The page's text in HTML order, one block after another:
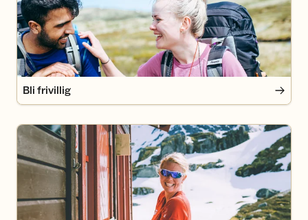
Bli frivillig
Bli medlem